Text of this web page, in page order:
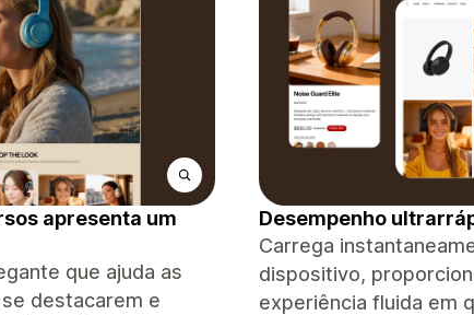
apresenta um
que ajuda as
destacarem e
Desempenho
Carrega
dispositivo,
experiência fluida em